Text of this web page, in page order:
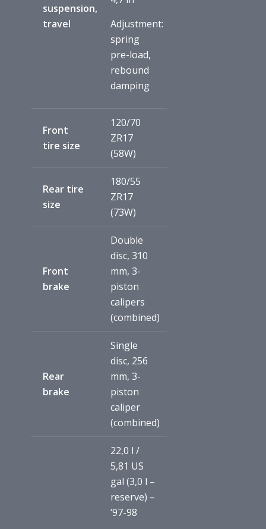
suspension,
travel
Adjustment:
spring
pre-load,
rebound
damping
Front
tire size
120/70
ZR17
(58W)
Rear tire
size
180/55
ZR17
(73W)
Front
brake
Double
disc, 310
mm, 3-
piston
calipers
(combined)
Rear
brake
Single
disc, 256
mm, 3-
piston
caliper
(combined)
22,0 l /
5,81 US
gal (3,0 l –
reserve) –
‘97-98